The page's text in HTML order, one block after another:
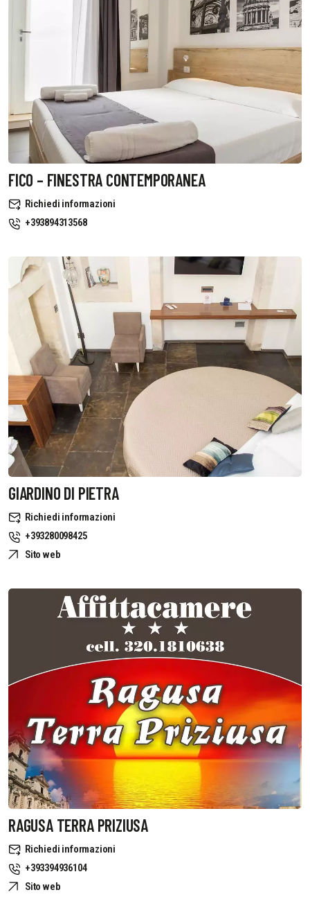
FICO – FINESTRA CONTEMPORANEA
Richiedi informazioni
+393894313568
GIARDINO DI PIETRA
Richiedi informazioni
+393280098425
Sito web
RAGUSA TERRA PRIZIUSA
Richiedi informazioni
+393394936104
Sito web